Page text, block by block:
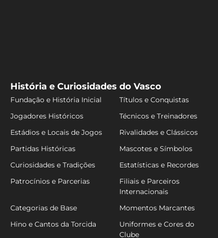
História e Curiosidades do Vasco
Fundação e História Inicial
Títulos e Conquistas
Jogadores Históricos
Técnicos e Treinadores
Estádios e Locais de Jogos
Rivalidades e Clássicos
Partidas Históricas
Mascotes e Símbolos
Curiosidades e Tradições
Estatísticas e Recordes
Patrocínios e Parcerias
Filiais e Parceiros
Internacionais
Categorias de Base
Momentos Marcantes
Hino e Cantos da Torcida
Uniformes e Cores do
Clube